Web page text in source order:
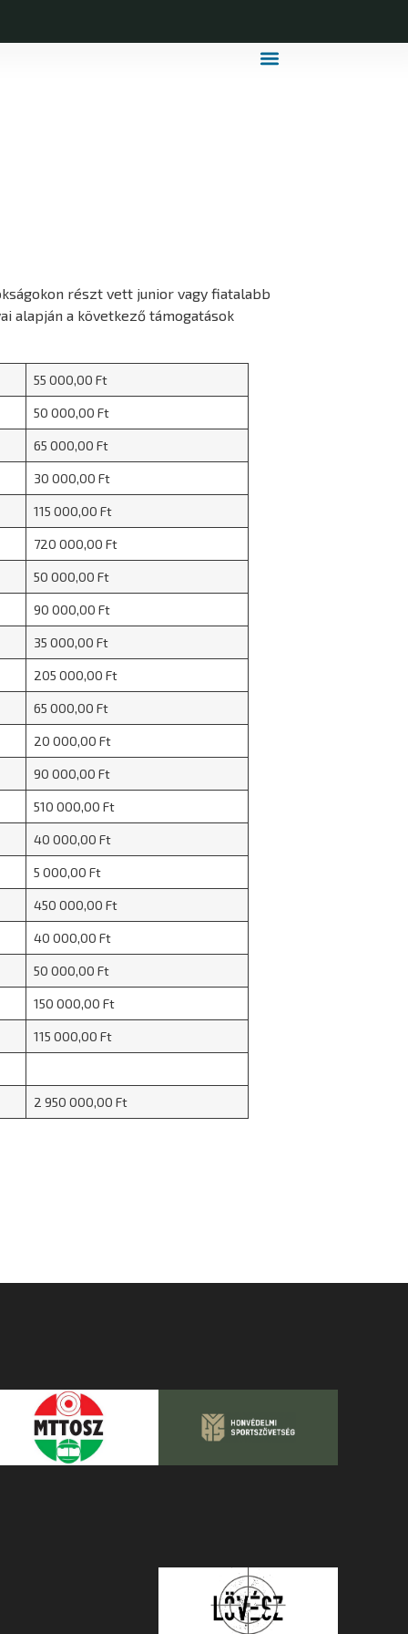
részt vett junior vagy fiatalabb
alapján a következő támogatások
55 000,00 Ft
50 000,00 Ft
65 000,00 Ft
30 000,00 Ft
115 000,00 Ft
720 000,00 Ft
50 000,00 Ft
90 000,00 Ft
35 000,00 Ft
205 000,00 Ft
65 000,00 Ft
20 000,00 Ft
90 000,00 Ft
510 000,00 Ft
40 000,00 Ft
5 000,00 Ft
450 000,00 Ft
40 000,00 Ft
50 000,00 Ft
150 000,00 Ft
115 000,00 Ft
2 950 000,00 Ft